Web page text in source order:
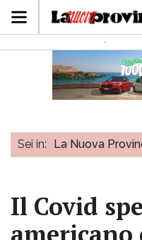
Sei in: La Nuova
Il Covid